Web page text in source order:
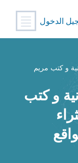
الدخول
و كتب مريم
و كتب